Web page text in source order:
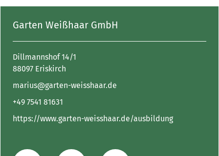
Garten Weißhaar GmbH
Dillmannshof 14/1
88097 Eriskirch
marius@garten-weisshaar.de
+49 7541 81631
https://www.garten-weisshaar.de/ausbildung